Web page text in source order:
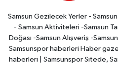
Samsun Gezilecek Yerler -
- Samsun Aktiviteleri -Samsun
Doğası -Samsun Alışveriş -
Samsunspor haberleri Haber
haberleri | Samsunspor Sitede,